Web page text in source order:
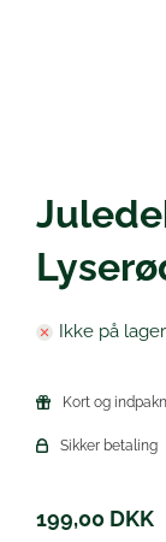
Ikke på lager
Kort og
Sikker betaling
199,00 DKK